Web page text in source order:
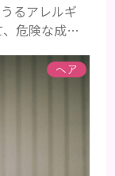
るアレルギ
危険な成分
成分 まず、
の成分にア
を説明しま
守り強くし
･･･歯磨き
ヘア